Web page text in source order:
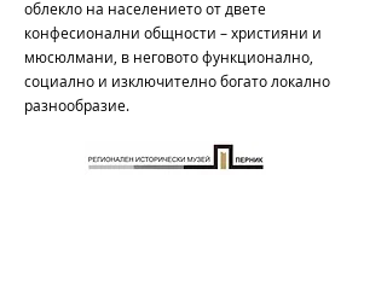
облекло на населението от двете
конфесионални общности – християни и
мюсюлмани, в неговото функционално,
социално и изключително богато локално
разнообразие.